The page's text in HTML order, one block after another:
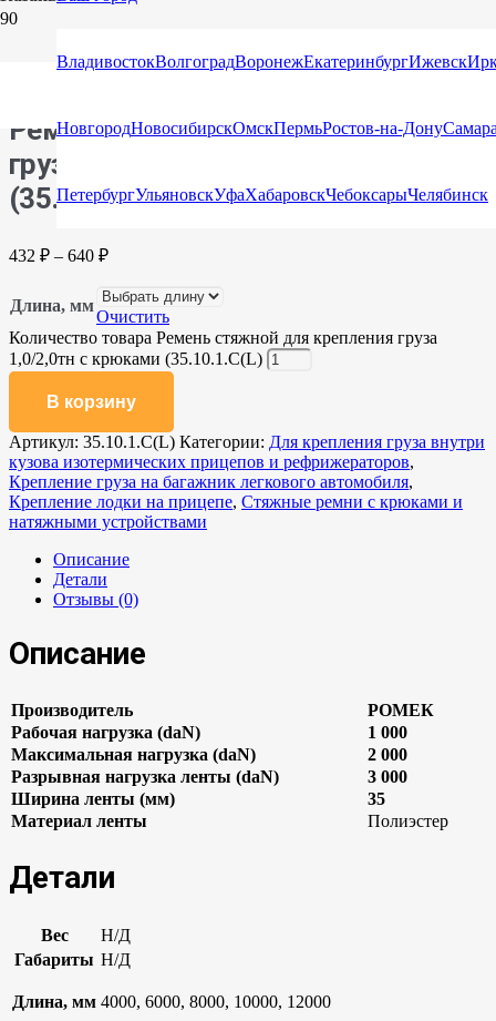
ВладивостокВолгоградВоронежЕкатеринбургИжевск
НовгородНовосибирскОмскПермьРостов-на-Дону
ПетербургУльяновскУфаХабаровскЧебоксарыЧелябинск
крюками и натяжными устройствами/ Ремень стяжной для
Ремень стяжной для крепления
груза 1,0/2,0тн с крюками
(35.10.1.С(L)
432 ₽ – 640 ₽
Длина, мм
Очистить
Количество товара Ремень стяжной для крепления груза
1,0/2,0тн с крюками (35.10.1.С(L)
В корзину
Артикул: 35.10.1.С(L) Категории: Для крепления груза внутри
кузова изотермических прицепов и рефрижераторов,
Крепление груза на багажник легкового автомобиля,
Крепление лодки на прицепе, Стяжные ремни с крюками и
натяжными устройствами
Описание
Детали
Отзывы (0)
Описание
Производитель
РОМЕК
Рабочая нагрузка (daN)
1 000
Максимальная нагрузка (daN)
2 000
Разрывная нагрузка ленты (daN)
3 000
Ширина ленты (мм)
35
Материал ленты
Полиэстер
Детали
Вес
Н/Д
Габариты Н/Д
Длина, мм 4000, 6000, 8000, 10000, 12000